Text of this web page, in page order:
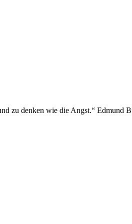
zu denken wie die Angst.“ Edmund